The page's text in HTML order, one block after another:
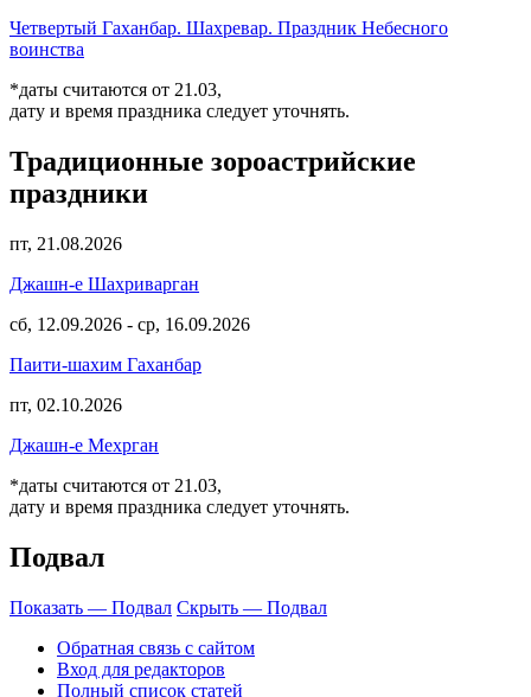
Четвертый Гаханбар. Шахревар. Праздник Небесного
воинства
*даты считаются от 21.03,
дату и время праздника следует уточнять.
Традиционные зороастрийские
праздники
пт, 21.08.2026
Джашн-е Шахриварган
сб, 12.09.2026 - ср, 16.09.2026
Паити-шахим Гаханбар
пт, 02.10.2026
Джашн-е Мехрган
*даты считаются от 21.03,
дату и время праздника следует уточнять.
Подвал
Показать — Подвал Скрыть — Подвал
Обратная связь с сайтом
Вход для редакторов
Полный список статей